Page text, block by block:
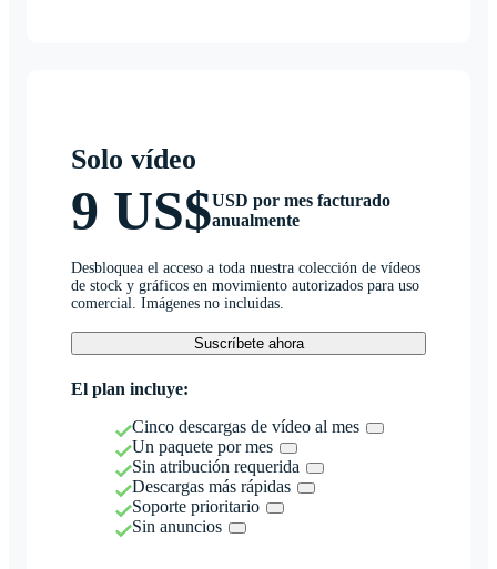
Solo vídeo
9 US$USD por mes facturado
anualmente
Desbloquea el acceso a toda nuestra colección de vídeos
de stock y gráficos en movimiento autorizados para uso
comercial. Imágenes no incluidas.
Suscríbete ahora
El plan incluye:
Cinco descargas de vídeo al mes
Un paquete por mes
Sin atribución requerida
Descargas más rápidas
Soporte prioritario
Sin anuncios